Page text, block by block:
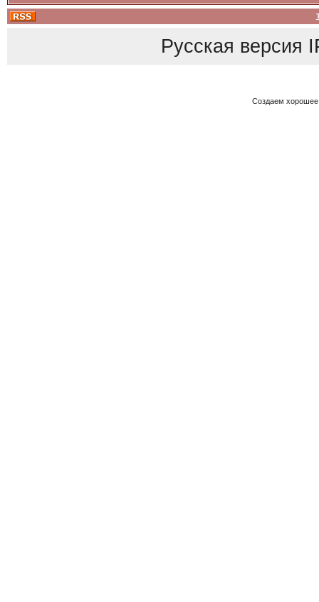
Русская версия
Создаем